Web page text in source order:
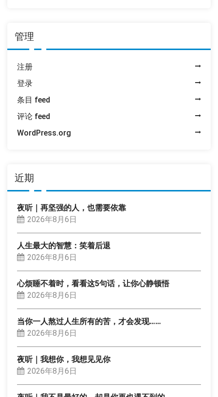
管理
注册
登录
条目 feed
评论 feed
WordPress.org
近期
夜听｜再坚强的人，也需要依靠
2026年8月6日
人生最大的智慧：笑着后退
2026年8月6日
心烦睡不着时，看看这5句话，让你心静顿悟
2026年8月6日
当你一人熬过人生所有的苦，才会发现……
2026年8月6日
夜听｜我想你，我想见见你
2026年8月6日